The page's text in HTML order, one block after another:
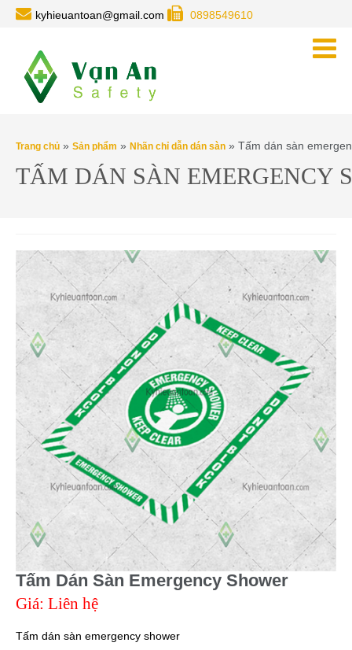
kyhieuantoan@gmail.com 0898549610
Trang chủ » Sản phẩm » Nhãn chỉ dẫn dán sàn » Tấm dán sàn
TẤM DÁN SÀN EMERGENCY
Tấm Dán Sàn Emergency Shower
Giá: Liên hệ
Tấm dán sàn emergency shower